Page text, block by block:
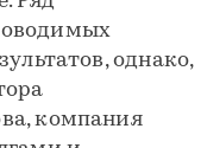
однако,
компания